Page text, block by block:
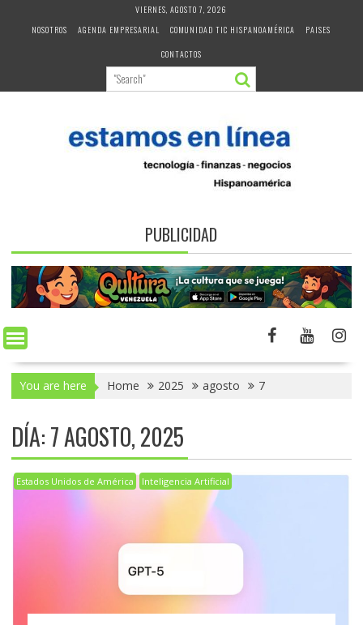
VIERNES, AGOSTO 7, 2026
NOSOTROS
AGENDA EMPRESARIAL COMUNIDAD TIC HISPANOAMÉRICA
PAISES
CONTACTOS
PUBLICIDAD
You are here Home 2025 agosto 7
DÍA:7 AGOSTO, 2025
Estados Unidos de América Inteligencia Artificial